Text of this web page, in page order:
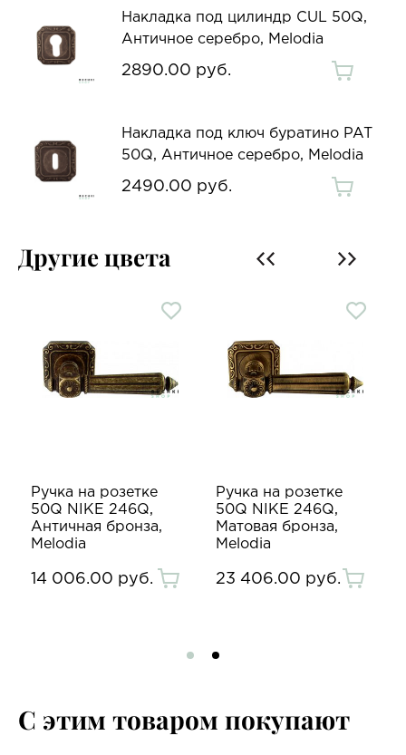
Накладка под цилиндр CUL 50Q,
Античное серебро, Melodia
2890.00 руб.
Накладка под ключ буратино PAT
50Q, Античное серебро, Melodia
2490.00 руб.
Другие цвета
Ручка на розетке
50Q NIKE 246Q,
Античная бронза,
Melodia
14 006.00 руб.
Ручка на розетке
50Q NIKE 246Q,
Матовая бронза,
Melodia
23 406.00 руб.
С этим товаром покупают